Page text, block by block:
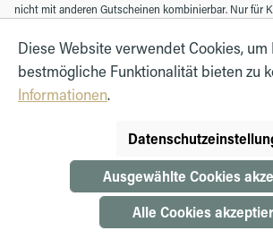
nicht mit anderen Gutscheinen kombinierbar. Nur für
Diese Website verwendet Cookies, um
bestmögliche Funktionalität bieten zu
Informationen.
Ausgewählte Cookies
Alle Cookies